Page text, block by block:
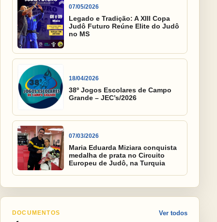
07/05/2026
Legado e Tradição: A XIII Copa
Judô Futuro Reúne Elite do Judô
no MS
18/04/2026
38º Jogos Escolares de Campo
Grande – JEC’s/2026
07/03/2026
Maria Eduarda Miziara conquista
medalha de prata no Circuito
Europeu de Judô, na Turquia
DOCUMENTOS Ver todos